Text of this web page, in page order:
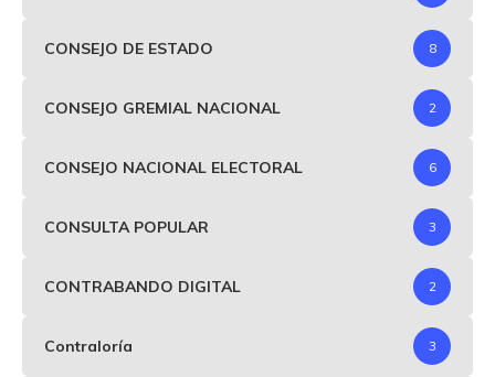
CONSEJO DE ESTADO 8
CONSEJO GREMIAL NACIONAL 2
CONSEJO NACIONAL ELECTORAL 6
CONSULTA POPULAR 3
CONTRABANDO DIGITAL 2
Contraloría 3